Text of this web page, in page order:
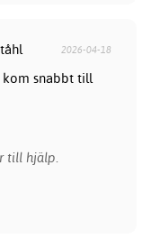
2026-04-18
kom snabbt till
till hjälp.